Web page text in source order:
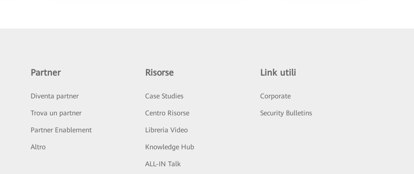
Partner
Diventa partner
Trova un partner
Partner Enablement
Altro
Risorse
Case Studies
Centro Risorse
Libreria Video
Knowledge Hub
ALL-IN Talk
Link utili
Corporate
Security Bulletins